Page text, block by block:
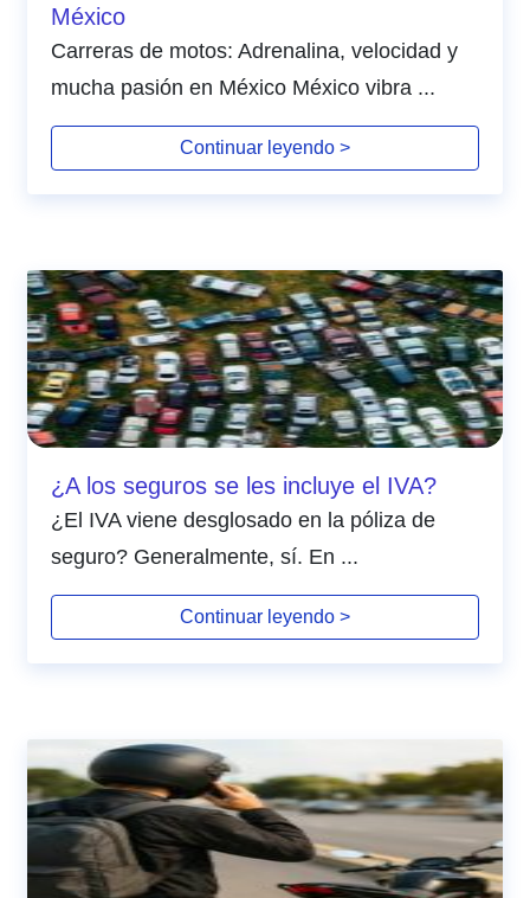
México
Carreras de motos: Adrenalina, velocidad y
mucha pasión en México México vibra ...
Continuar leyendo >
¿A los seguros se les incluye el IVA?
¿El IVA viene desglosado en la póliza de
seguro? Generalmente, sí. En ...
Continuar leyendo >